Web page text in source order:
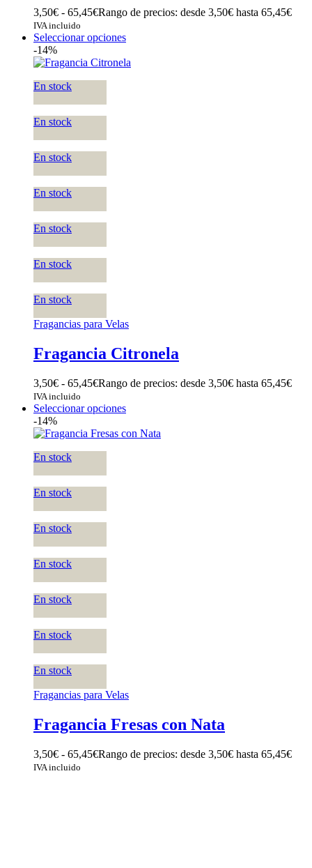
3,50€ - 65,45€Rango de precios: desde 3,50€ hasta 65,45€
IVA incluido
Seleccionar opciones
-14%
En stock
En stock
En stock
En stock
En stock
En stock
En stock
Fragancias para Velas
Fragancia Citronela
3,50€ - 65,45€Rango de precios: desde 3,50€ hasta 65,45€
IVA incluido
Seleccionar opciones
-14%
En stock
En stock
En stock
En stock
En stock
En stock
En stock
Fragancias para Velas
Fragancia Fresas con Nata
3,50€ - 65,45€Rango de precios: desde 3,50€ hasta 65,45€
IVA incluido